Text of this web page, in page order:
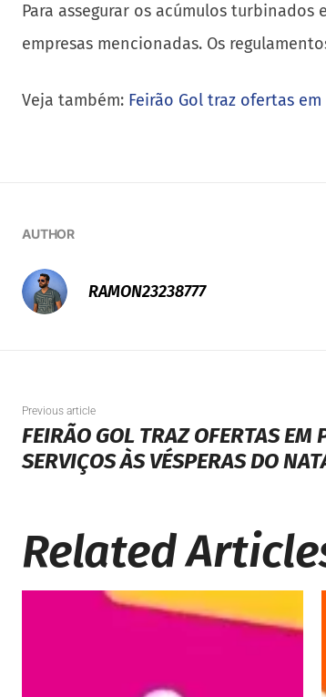
Para assegurar os acúmulos
empresas mencionadas. Os
Veja também: Feirão Gol traz ofertas em
AUTHOR
RAMON23238777
Previous article
FEIRÃO GOL TRAZ OFERTAS EM
SERVIÇOS ÀS VÉSPERAS DO
Related